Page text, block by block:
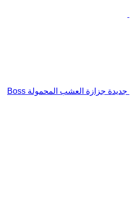
جديدة جزازة العشب المحمولة Boss